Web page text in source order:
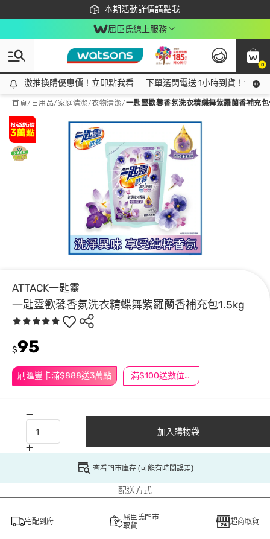
本期活動詳情請點我
下載app最高回饋$350
屈臣氏線上服務
0
激推換購優惠價！立即點我看
激推換購優惠價！立即點我看 下單選閃電送 1小時到貨！領神
首頁/ 日用品/ 家庭清潔/衣物清潔/一匙靈歡馨香氛洗衣精蝶舞紫羅蘭香補充
ATTACK一匙靈
一匙靈歡馨香氛洗衣精蝶舞紫羅蘭香補充包1.5kg
刷滙豐卡滿$888送3萬點 滿$100送數位印花
$95
加入購物袋
查看門市庫存 (可能有時間誤差)
配送方式
宅配到府
屈臣氏門市
取貨
超商取貨